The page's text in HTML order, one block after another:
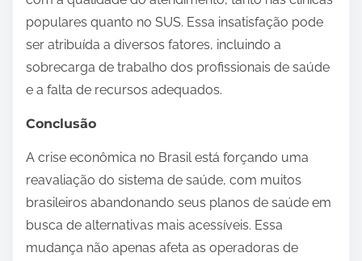
populares quanto no SUS. Essa insatisfação pode
ser atribuída a diversos fatores, incluindo a
sobrecarga de trabalho dos profissionais de saúde
e a falta de recursos adequados.
Conclusão
A crise econômica no Brasil está forçando uma
reavaliação do sistema de saúde, com muitos
brasileiros abandonando seus planos de saúde em
busca de alternativas mais acessíveis. Essa
mudança não apenas afeta as operadoras de